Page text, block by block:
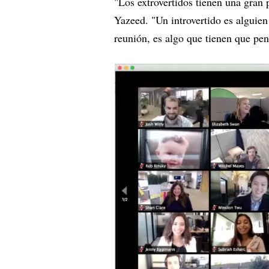
Yazeed. "Un introvertido es
reunión, es algo que tienen que